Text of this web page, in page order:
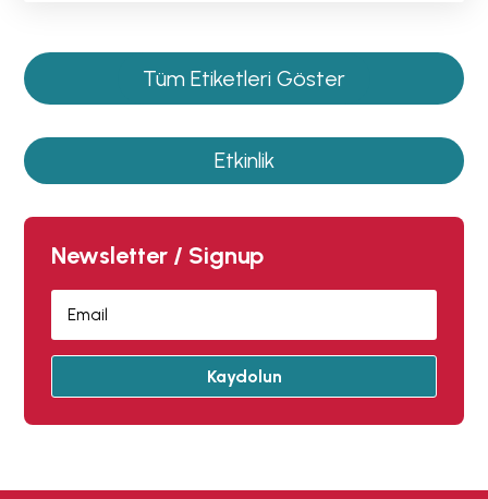
Tüm Etiketleri Göster
Etkinlik
Newsletter / Signup
Kaydolun